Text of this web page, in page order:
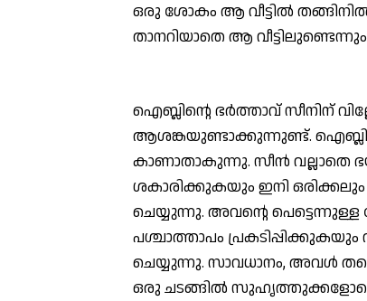
ഒരു ശോകം ആ വീട്ടില്‍
താനറിയാതെ ആ
ഐബ്ലിന്റെ ഭര്‍ത്താവ് സീനിന്
ആശങ്കയുണ്ടാക്കുന്നുണ്ട്. ഐബ്ലിന്‍
കാണാതാകുന്നു. സീന്‍
ശകാരിക്കുകയും ഇനി
ചെയ്യുന്നു. അവന്റെ പെട്ടെന്നുള്ള
പശ്ചാത്താപം
ചെയ്യുന്നു. സാവധാനം, അവള്‍
ഒരു ചടങ്ങില്‍